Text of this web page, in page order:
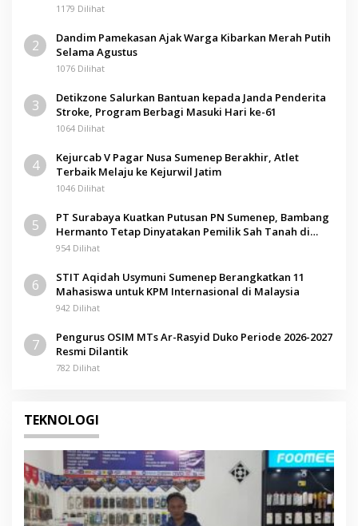
1179 Dilihat
2
Dandim Pamekasan Ajak Warga Kibarkan Merah Putih
Selama Agustus
1076 Dilihat
3
Detikzone Salurkan Bantuan kepada Janda Penderita
Stroke, Program Berbagi Masuki Hari ke-61
1064 Dilihat
4
Kejurcab V Pagar Nusa Sumenep Berakhir, Atlet
Terbaik Melaju ke Kejurwil Jatim
1046 Dilihat
5
PT Surabaya Kuatkan Putusan PN Sumenep, Bambang
Hermanto Tetap Dinyatakan Pemilik Sah Tanah di
Pamolokan
954 Dilihat
6
STIT Aqidah Usymuni Sumenep Berangkatkan 11
Mahasiswa untuk KPM Internasional di Malaysia
942 Dilihat
7
Pengurus OSIM MTs Ar-Rasyid Duko Periode 2026-2027
Resmi Dilantik
782 Dilihat
TEKNOLOGI